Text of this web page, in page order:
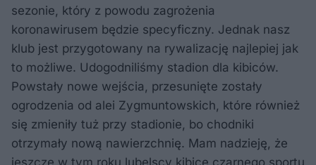
sezonie, który z powodu zagrożenia
koronawirusem będzie specyficzny. Jednak nasz
klub jest przygotowany na rywalizację najlepiej jak
to możliwe. Udogodniliśmy stadion dla kibiców.
Powstały nowe wejścia, przesunięte zostały
ogrodzenia od alei Zygmuntowskich, które również
się zmieniły tuż przy stadionie, bo chodniki
otrzymały nową nawierzchnię. Mam nadzieję, że
jeszcze w tym roku lubelscy kibice czarnego sportu